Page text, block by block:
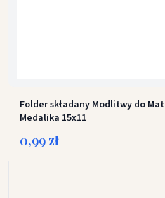
Folder składany Modlitwy do
Medalika 15x11
0,99 zł